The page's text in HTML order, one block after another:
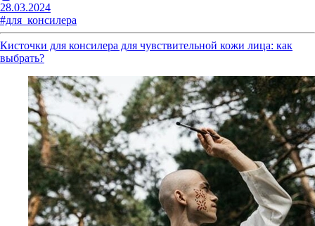
28.03.2024
#для_консилера
Кисточки для консилера для чувствительной кожи лица: как
выбрать?